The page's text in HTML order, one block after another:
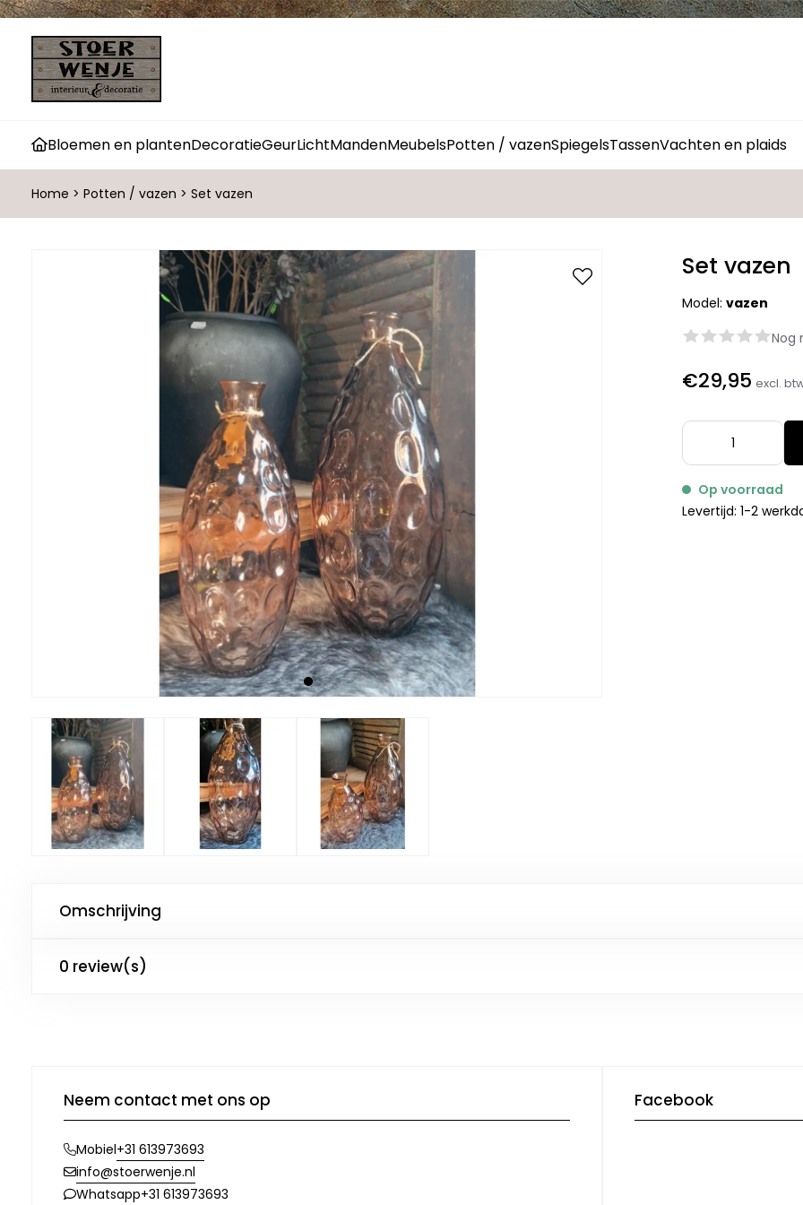
Bloemen en plantenDecoratieGeurLichtMandenMeubelsPotten / vazenSpiegelsTassenVachten en plaids
Home > Potten / vazen > Set vazen
Set vazen
Model:vazen
Nog
€29,95 excl.
Op voorraad
Levertijd: 1-2
Omschrijving
0 review(s)
Neem contact met ons op
Mobiel+31 613973693
info@stoerwenje.nl
Whatsapp+31 613973693
Facebook